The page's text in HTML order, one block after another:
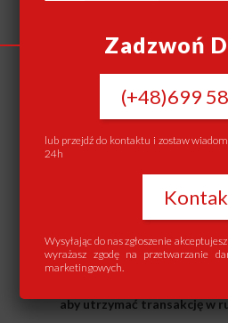
w znalezieniu idealnej
zarządzaniu
Powiązane
Co to jest Podatek PCC w
nieruchomości?
Jak długo trwają negocjacje
aby utrzymać transakcję w
Zadzwoń
(+48)699
lub przejdź do kontaktu i zostaw
24h
Wysyłając do nas zgłoszenie
wyrażasz zgodę na przetwarzanie
marketingowych.